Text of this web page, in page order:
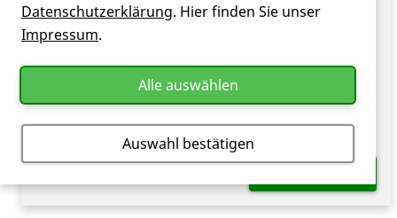
Landesverband
Landesverband der
Deutschen Huntington-
Hilfe e.V. für Bayern
Datenschutzerklärung. Hier finden Sie unser
Impressum.
Alle auswählen
Auswahl bestätigen